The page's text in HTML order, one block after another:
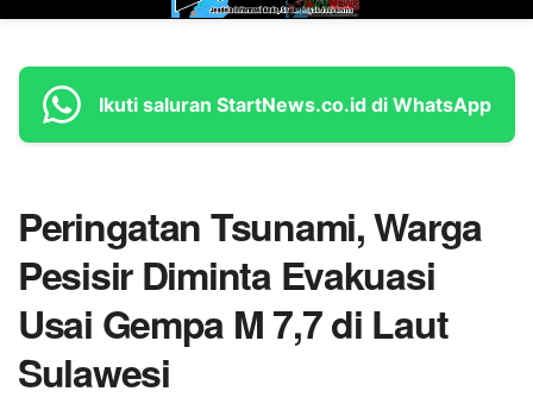
Ikuti saluran StartNews.co.id di WhatsApp
Peringatan Tsunami, Warga
Pesisir Diminta Evakuasi
Usai Gempa M 7,7 di Laut
Sulawesi